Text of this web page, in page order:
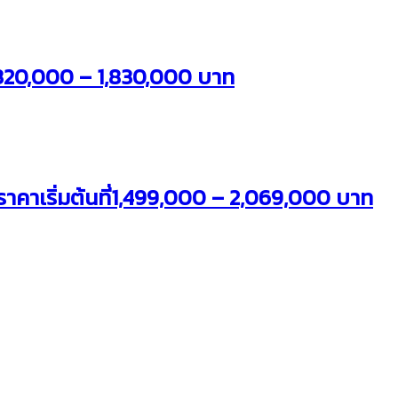
– 1,830,000 บาท
าคาเริ่มต้นที่1,499,000 – 2,069,000 บาท